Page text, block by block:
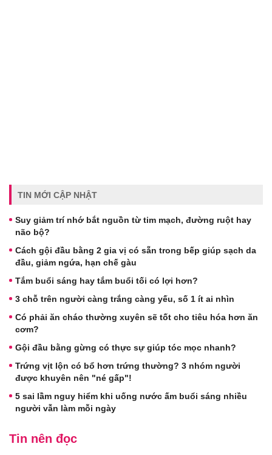
TIN MỚI CẬP NHẬT
Suy giảm trí nhớ bắt nguồn từ tim mạch, đường ruột hay
não bộ?
Cách gội đầu bằng 2 gia vị có sẵn trong bếp giúp sạch da
đầu, giảm ngứa, hạn chế gàu
Tắm buổi sáng hay tắm buổi tối có lợi hơn?
3 chỗ trên người càng trắng càng yếu, số 1 ít ai nhìn
Có phải ăn cháo thường xuyên sẽ tốt cho tiêu hóa hơn ăn
cơm?
Gội đầu bằng gừng có thực sự giúp tóc mọc nhanh?
Trứng vịt lộn có bổ hơn trứng thường? 3 nhóm người
được khuyên nên "né gấp"!
5 sai lầm nguy hiểm khi uống nước ấm buổi sáng nhiều
người vẫn làm mỗi ngày
Tin nên đọc